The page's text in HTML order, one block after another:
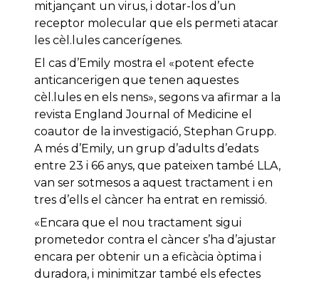
mitjançant un virus, i dotar-los d’un
receptor molecular que els permeti atacar
les cèl.lules cancerígenes.
El cas d’Emily mostra el «potent efecte
anticancerigen que tenen aquestes
cèl.lules en els nens», segons va afirmar a la
revista England Journal of Medicine el
coautor de la investigació, Stephan Grupp.
A més d’Emily, un grup d’adults d’edats
entre 23 i 66 anys, que pateixen també LLA,
van ser sotmesos a aquest tractament i en
tres d’ells el càncer ha entrat en remissió.
«Encara que el nou tractament sigui
prometedor contra el càncer s’ha d’ajustar
encara per obtenir un a eficàcia òptima i
duradora, i minimitzar també els efectes